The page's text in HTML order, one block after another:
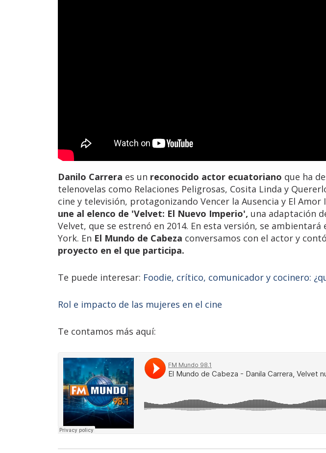
Danilo Carrera es un reconocido actor ecuatoriano que ha
telenovelas como Relaciones Peligrosas, Cosita Linda y
cine y televisión, protagonizando Vencer la Ausencia y El Amor
une al elenco de 'Velvet: El Nuevo Imperio', una adaptación
Velvet, que se estrenó en 2014. En esta versión, se ambientará
York. En El Mundo de Cabeza conversamos con el actor y contó
proyecto en el que participa.
Te puede interesar: Foodie, crítico, comunicador y cocinero:
Rol e impacto de las mujeres en el cine
Te contamos más aquí: